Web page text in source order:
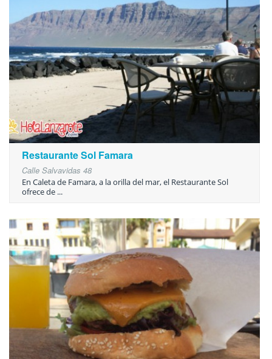
Restaurante Sol Famara
Calle Salvavidas 48
En Caleta de Famara, a la orilla del mar, el Restaurante Sol
ofrece de ...